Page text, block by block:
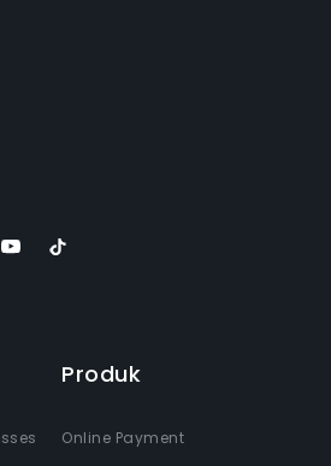
Produk
Online Payment